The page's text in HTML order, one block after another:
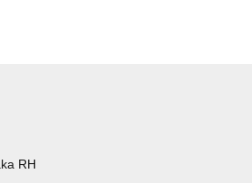
RH